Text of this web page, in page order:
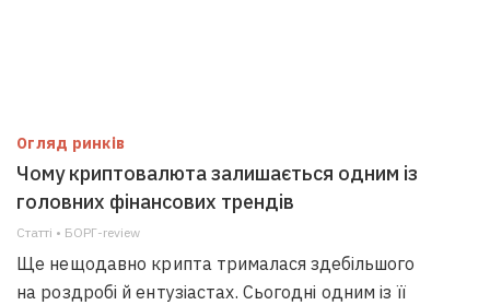
Огляд ринків
Чому криптовалюта залишається одним із
головних фінансових трендів
Статті • БОРГ-review
Ще нещодавно крипта трималася здебільшого
на роздробі й ентузіастах. Сьогодні одним із її